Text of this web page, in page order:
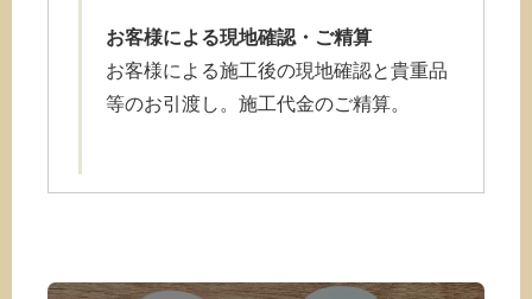
お客様による現地確認・ご精算
お客様による施工後の現地確認と貴重品
等のお引渡し。施工代金のご精算。